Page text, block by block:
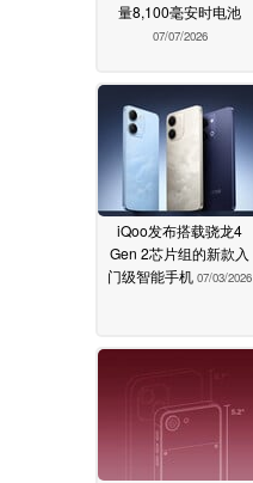
量8,100毫安时电池
07/07/2026
iQoo发布搭载骁龙4
Gen 2芯片组的新款入
门级智能手机 07/03/2026